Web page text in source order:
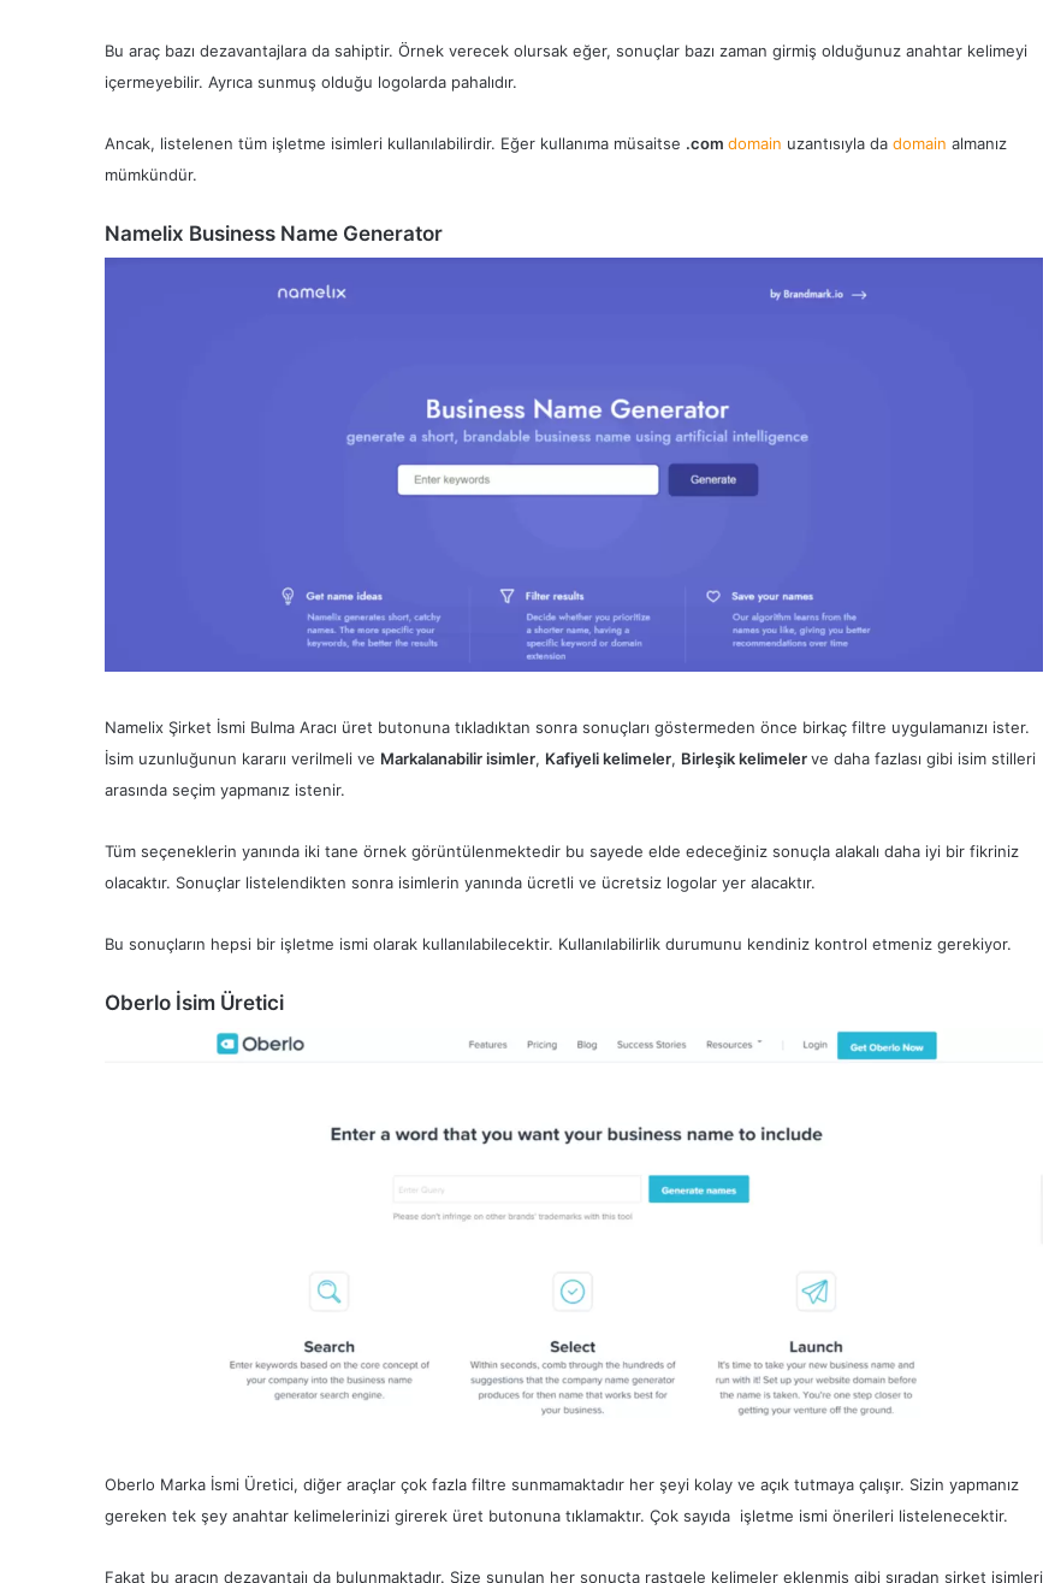
Bu araç bazı dezavantajlara da sahiptir. Örnek verecek olursak eğer, sonuçlar bazı zaman girmiş olduğunuz anahtar kelimeyi
içermeyebilir. Ayrıca sunmuş olduğu logolarda pahalıdır.
Ancak, listelenen tüm işletme isimleri kullanılabilirdir. Eğer kullanıma müsaitse .com domain uzantısıyla da domain almanız
mümkündür.
Namelix Business Name Generator
Namelix Şirket İsmi Bulma Aracı üret butonuna tıkladıktan sonra sonuçları göstermeden önce birkaç filtre uygulamanızı ister.
İsim uzunluğunun kararıı verilmeli ve Markalanabilir isimler, Kafiyeli kelimeler, Birleşik kelimelerve daha fazlası gibi isim stilleri
arasında seçim yapmanız istenir.
Tüm seçeneklerin yanında iki tane örnek görüntülenmektedir bu sayede elde edeceğiniz sonuçla alakalı daha iyi bir fikriniz
olacaktır. Sonuçlar listelendikten sonra isimlerin yanında ücretli ve ücretsiz logolar yer alacaktır.
Bu sonuçların hepsi bir işletme ismi olarak kullanılabilecektir. Kullanılabilirlik durumunu kendiniz kontrol etmeniz gerekiyor.
Oberlo İsim Üretici
Oberlo Marka İsmi Üretici, diğer araçlar çok fazla filtre sunmamaktadır her şeyi kolay ve açık tutmaya çalışır. Sizin yapmanız
gereken tek şey anahtar kelimelerinizi girerek üret butonuna tıklamaktır. Çok sayıda işletme ismi önerileri listelenecektir.
Fakat bu aracın dezavantajı da bulunmaktadır. Size sunulan her sonuçta rastgele kelimeler eklenmiş gibi sıradan şirket isimleri